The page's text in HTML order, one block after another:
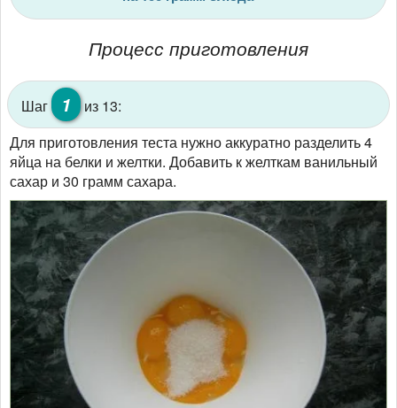
Процесс приготовления
Шаг 1
из 13:
Для приготовления теста нужно аккуратно разделить 4
яйца на белки и желтки. Добавить к желткам ванильный
сахар и 30 грамм сахара.